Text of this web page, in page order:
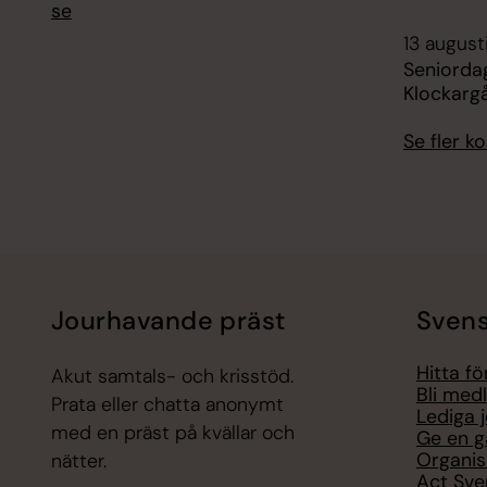
se
13
Se fler
Jourhavande präst
Akut samtals- och krisstöd.
Prata eller chatta anonymt
med en präst på kvällar och
nätter.
Hitta
Bli
Lediga
Ge en